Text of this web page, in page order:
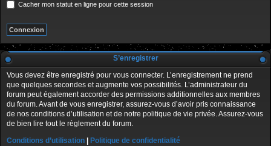
Cacher mon statut en ligne pour cette session
S’enregistrer
Vous devez être enregistré pour vous connecter. L’enregistrement ne prend
que quelques secondes et augmente vos possibilités. L’administrateur du
forum peut également accorder des permissions additionnelles aux membres
du forum. Avant de vous enregistrer, assurez-vous d’avoir pris connaissance
de nos conditions d’utilisation et de notre politique de vie privée. Assurez-vous
de bien lire tout le règlement du forum.
Conditions d’utilisation
Politique de confidentialité